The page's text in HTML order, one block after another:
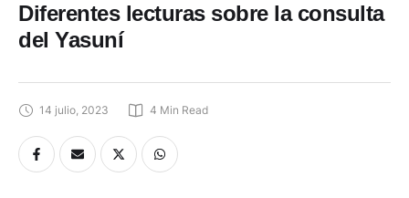
Diferentes lecturas sobre la consulta
del Yasuní
14 julio, 2023 4 Min Read